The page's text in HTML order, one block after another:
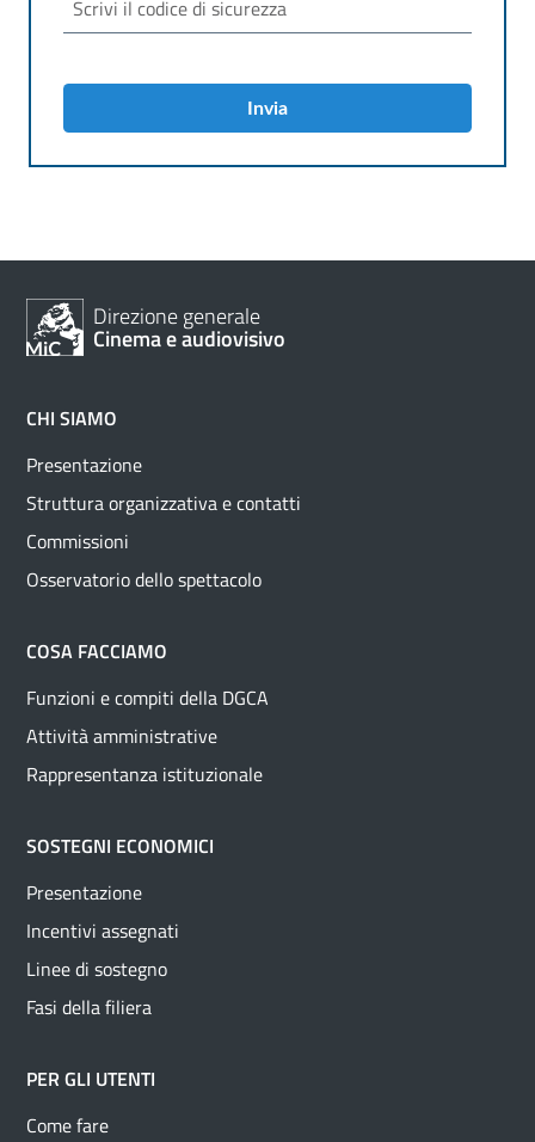
Invia
Direzione generale
Cinema e audiovisivo
CHI SIAMO
Presentazione
Struttura organizzativa e contatti
Commissioni
Osservatorio dello spettacolo
COSA FACCIAMO
Funzioni e compiti della DGCA
Attività amministrative
Rappresentanza istituzionale
SOSTEGNI ECONOMICI
Presentazione
Incentivi assegnati
Linee di sostegno
Fasi della filiera
PER GLI UTENTI
Come fare